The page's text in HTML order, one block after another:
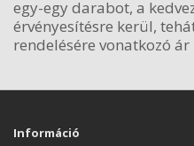
egy-egy darabot, a
érvényesítésre kerül,
rendelésére vonatkozó ár
Információ